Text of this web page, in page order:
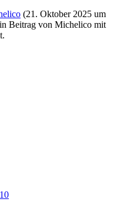
(21. Oktober 2025 um
Beitrag von Michelico mit